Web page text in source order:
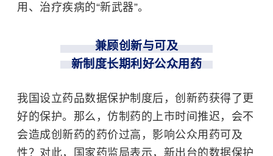
用、治疗疾病的“新武器”。
兼顾创新与可及
新制度长期利好公众用药
我国设立药品数据保护制度后，创新药获得了更
好的保护。那么，仿制药的上市时间推迟，会不
会造成创新药的药价过高，影响公众用药可及
性？对此，国家药监局表示，新出台的数据保护